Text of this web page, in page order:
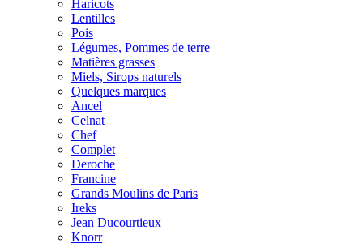
Haricots
Lentilles
Pois
Légumes, Pommes de terre
Matières grasses
Miels, Sirops naturels
Quelques marques
Ancel
Celnat
Chef
Complet
Deroche
Francine
Grands Moulins de Paris
Ireks
Jean Ducourtieux
Knorr